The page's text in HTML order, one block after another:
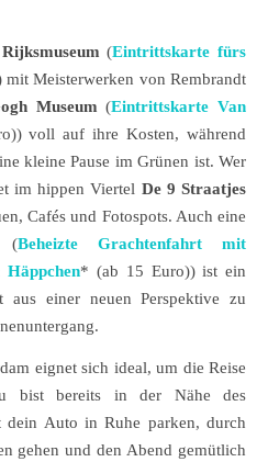
Rijksmuseum (Eintrittskarte fürs
Meisterwerken von Rembrandt
Museum (Eintrittskarte Van
voll auf ihre Kosten, während
kleine Pause im Grünen ist. Wer
im hippen Viertel De 9 Straatjes
Cafés und Fotospots. Auch eine
(Beheizte Grachtenfahrt mit
* (ab 15 Euro)) ist ein
aus einer neuen Perspektive zu
eignet sich ideal, um die Reise
bist bereits in der Nähe des
dein Auto in Ruhe parken, durch
gehen und den Abend gemütlich